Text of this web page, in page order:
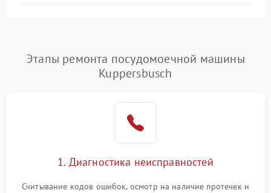
Проблемы с набором
воды
1800 ₽ Подробнее →
1700 ₽
циркуляционным насосом
2100 ₽ Подробнее →
Этапы ремонта посудомоечной машины
Kuppersbusch
1. Диагностика неисправностей
Считывание кодов ошибок, осмотр на наличие протечек и